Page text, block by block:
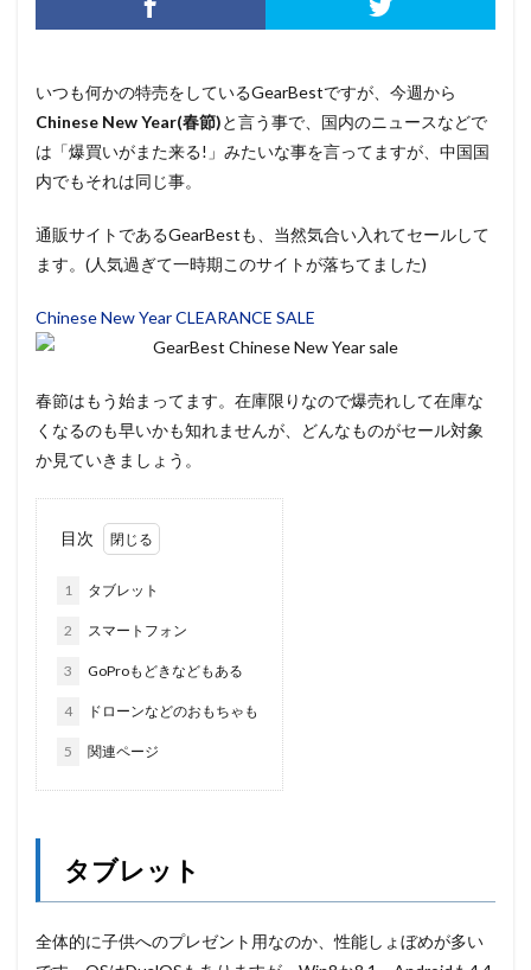
いつも何かの特売をしているGearBestですが、今週から
Chinese New Year(春節)と言う事で、国内のニュースなどで
は「爆買いがまた来る!」みたいな事を言ってますが、中国国
内でもそれは同じ事。
通販サイトであるGearBestも、当然気合い入れてセールして
ます。(人気過ぎて一時期このサイトが落ちてました)
Chinese New Year CLEARANCE SALE
春節はもう始まってます。在庫限りなので爆売れして在庫な
くなるのも早いかも知れませんが、どんなものがセール対象
か見ていきましょう。
目次
1 タブレット
2 スマートフォン
3 GoProもどきなどもある
4 ドローンなどのおもちゃも
5 関連ページ
タブレット
全体的に子供へのプレゼント用なのか、性能しょぼめが多い